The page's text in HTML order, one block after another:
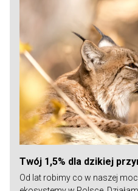
Twój 1,5% dla dzikiej
Od lat robimy co w naszej